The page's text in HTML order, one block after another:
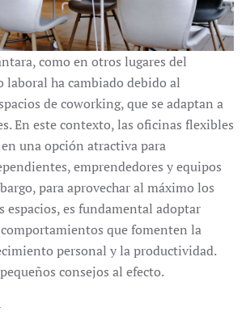
como en otros lugares del
ha cambiado debido al
de coworking, que se adaptan a
En este contexto, las oficinas flexibles
una opción atractiva para
emprendedores y equipos
para aprovechar al máximo los
espacios, es fundamental adoptar
que fomenten la
personal y la productividad.
consejos al efecto.